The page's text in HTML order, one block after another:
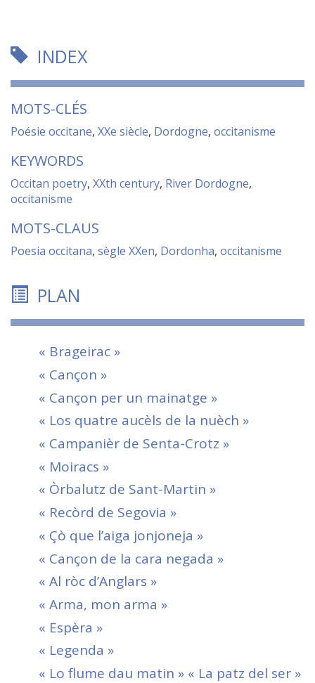
INDEX
MOTS-CLÉS
Poésie occitane, XXe siècle, Dordogne, occitanisme
KEYWORDS
Occitan poetry, XXth century, River Dordogne,
occitanisme
MOTS-CLAUS
Poesia occitana, sègle XXen, Dordonha, occitanisme
PLAN
« Brageirac »
« Cançon »
« Cançon per un mainatge »
« Los quatre aucèls de la nuèch »
« Campanièr de Senta-Crotz »
« Moiracs »
« Òrbalutz de Sant-Martin »
« Recòrd de Segovia »
« Çò que l’aiga jonjoneja »
« Cançon de la cara negada »
« Al ròc d’Anglars »
« Arma, mon arma »
« Espèra »
« Legenda »
« Lo flume dau matin » « La patz del ser »